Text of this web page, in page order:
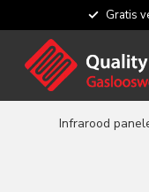
Gratis
Infrarood